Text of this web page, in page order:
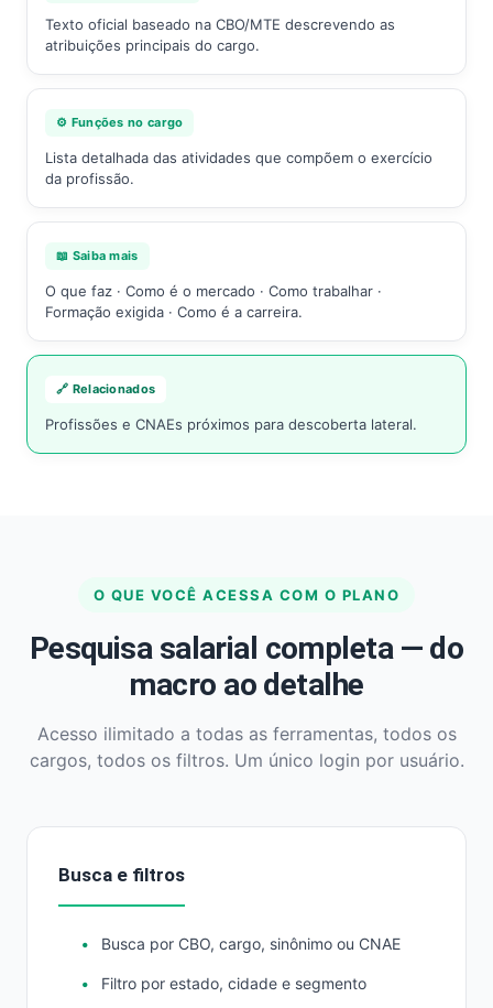
Texto oficial baseado na CBO/MTE descrevendo as
atribuições principais do cargo.
⚙️ Funções no cargo
Lista detalhada das atividades que compõem o exercício
da profissão.
📖 Saiba mais
O que faz · Como é o mercado · Como trabalhar ·
Formação exigida · Como é a carreira.
🔗 Relacionados
Profissões e CNAEs próximos para descoberta lateral.
O QUE VOCÊ ACESSA COM O PLANO
Pesquisa salarial completa — do
macro ao detalhe
Acesso ilimitado a todas as ferramentas, todos os
cargos, todos os filtros. Um único login por usuário.
Busca e filtros
Busca por CBO, cargo, sinônimo ou CNAE
Filtro por estado, cidade e segmento